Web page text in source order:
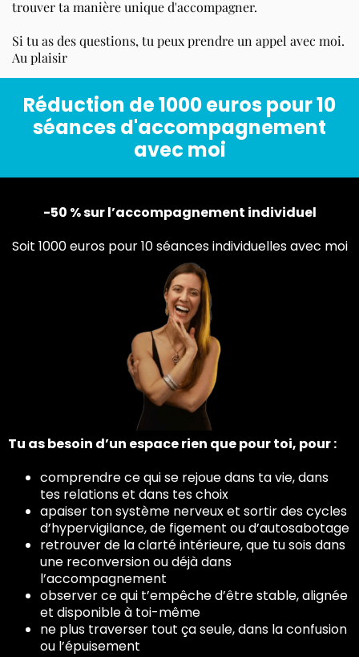
trouver ta manière unique d'accompagner.
Si tu as des questions, tu peux prendre un appel avec moi.
Au plaisir
Réduction de 1000 euros pour 10
séances d'accompagnement
avec moi
-50 % sur l’accompagnement individuel
Soit 1000 euros pour 10 séances individuelles avec moi
Tu as besoin d’un espace rien que pour toi, pour :
comprendre ce qui se rejoue dans ta vie, dans
tes relations et dans tes choix
apaiser ton système nerveux et sortir des cycles
d’hypervigilance, de figement ou d’autosabotage
retrouver de la clarté intérieure, que tu sois dans
une reconversion ou déjà dans
l’accompagnement
observer ce qui t’empêche d’être stable, alignée
et disponible à toi-même
ne plus traverser tout ça seule, dans la confusion
ou l’épuisement